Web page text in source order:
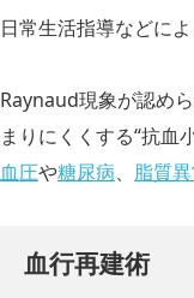
日常生活指導などに
Raynaud現象が認め
まりにくくする“抗血
血圧や糖尿病、 脂質
血行再建術